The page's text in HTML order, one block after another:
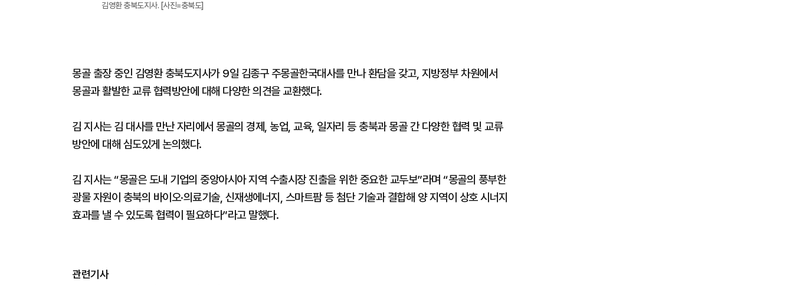
김영환 충북도지사. [사진=충북도]
몽골 출장 중인 김영환 충북도지사가 9일 김종구 주몽골한국대사를 만나 환담을 갖고, 지방정부 차원에서
몽골과 활발한 교류 협력방안에 대해 다양한 의견을 교환했다.
김 지사는 김 대사를 만난 자리에서 몽골의 경제, 농업, 교육, 일자리 등 충북과 몽골 간 다양한 협력 및 교류
방안에 대해 심도있게 논의했다.
김 지사는 “몽골은 도내 기업의 중앙아시아 지역 수출시장 진출을 위한 중요한 교두보”라며 “몽골의 풍부한
광물 자원이 충북의 바이오·의료기술, 신재생에너지, 스마트팜 등 첨단 기술과 결합해 양 지역이 상호 시너지
효과를 낼 수 있도록 협력이 필요하다”라고 말했다.
관련기사